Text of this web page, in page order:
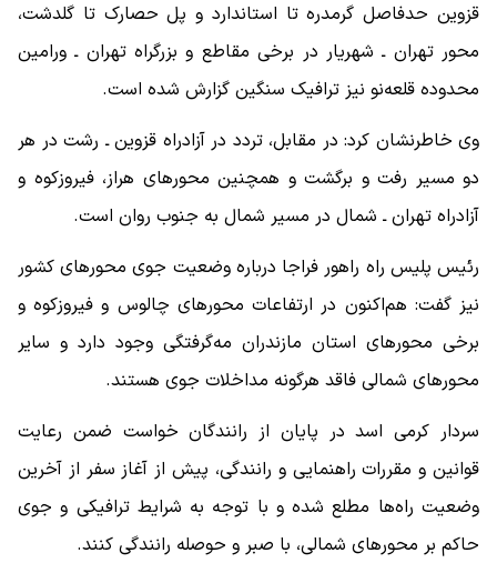
قزوین حدفاصل گرمدره تا استاندارد و پل حصارک تا گلدشت،
محور تهران ـ شهریار در برخی مقاطع و بزرگراه تهران ـ ورامین
محدوده قلعه‌نو نیز ترافیک سنگین گزارش شده است.
وی خاطرنشان کرد: در مقابل، تردد در آزادراه قزوین ـ رشت در هر
دو مسیر رفت و برگشت و همچنین محورهای هراز، فیروزکوه و
آزادراه تهران ـ شمال در مسیر شمال به جنوب روان است.
رئیس پلیس راه راهور فراجا درباره وضعیت جوی محورهای کشور
نیز گفت: هم‌اکنون در ارتفاعات محورهای چالوس و فیروزکوه و
برخی محورهای استان مازندران مه‌گرفتگی وجود دارد و سایر
محورهای شمالی فاقد هرگونه مداخلات جوی هستند.
سردار کرمی اسد در پایان از رانندگان خواست ضمن رعایت
قوانین و مقررات راهنمایی و رانندگی، پیش از آغاز سفر از آخرین
وضعیت راه‌ها مطلع شده و با توجه به شرایط ترافیکی و جوی
حاکم بر محورهای شمالی، با صبر و حوصله رانندگی کنند.